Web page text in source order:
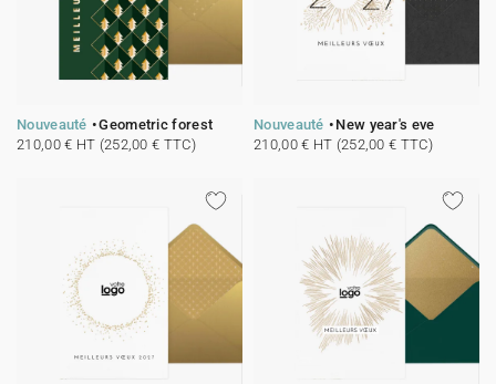
Nouveauté
Geometric forest
210,00 € HT (252,00 € TTC)
Nouveauté
New year's eve
210,00 € HT (252,00 € TTC)